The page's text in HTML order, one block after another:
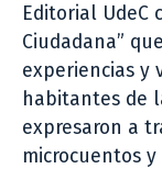
Editorial UdeC
Ciudadana”
experiencias y
habitantes de
expresaron a
microcuentos